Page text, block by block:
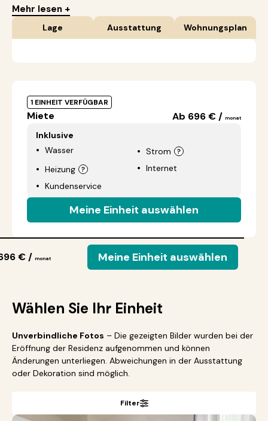
Mehr lesen +
Lage Ausstattung Wohnungsplan
1 EINHEIT VERFÜGBAR
Miete Ab 696 € / monat
Inklusive
Wasser
Strom
Heizung
Internet
Kundenservice
Meine Einheit auswählen
€ / monat Meine Einheit auswählen
Wählen Sie Ihr Einheit
Unverbindliche Fotos – Die gezeigten Bilder wurden bei der
Eröffnung der Residenz aufgenommen und können
Änderungen unterliegen. Abweichungen in der Ausstattung
oder Dekoration sind möglich.
Filter